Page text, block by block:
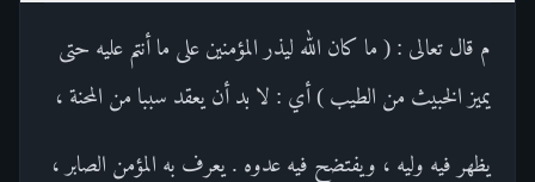
م قال تعالى : ( ما كان الله ليذر المؤمنين على ما أنتم عليه حتى
يميز الخبيث من الطيب ) أي : لا بد أن يعقد سببا من المحنة ،
يظهر فيه وليه ، ويفتضح فيه عدوه . يعرف به المؤمن الصابر ،